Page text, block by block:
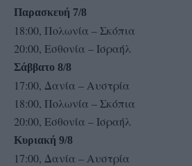
Παρασκευή 7/8
18:00, Πολωνία – Σκόπια
20:00, Εσθονία – Ισραήλ
Σάββατο 8/8
17:00, Δανία – Αυστρία
18:00, Πολωνία – Σκόπια
20:00, Εσθονία – Ισραήλ
Κυριακή 9/8
17:00, Δανία – Αυστρία